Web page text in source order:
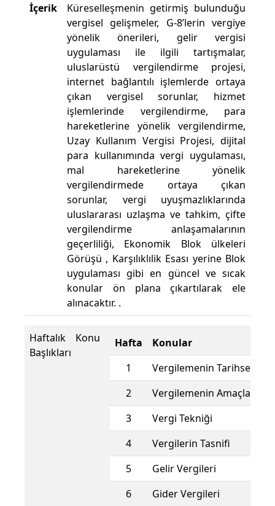
İçerik
Küreselleşmenin getirmiş bulunduğu
vergisel gelişmeler, G-8’lerin vergiye
yönelik önerileri, gelir vergisi
uygulaması ile ilgili tartışmalar,
uluslarüstü vergilendirme projesi,
internet bağlantılı işlemlerde ortaya
çıkan vergisel sorunlar, hizmet
işlemlerinde vergilendirme, para
hareketlerine yönelik vergilendirme,
Uzay Kullanım Vergisi Projesi, dijital
para kullanımında vergi uygulaması,
mal hareketlerine yönelik
vergilendirmede ortaya çıkan
sorunlar, vergi uyuşmazlıklarında
uluslararası uzlaşma ve tahkim, çifte
vergilendirme anlaşamalarının
geçerliliği, Ekonomik Blok ülkeleri
Görüşü , Karşılıklılik Esası yerine Blok
uygulaması gibi en güncel ve sıcak
konular ön plana çıkartılarak ele
alınacaktır. .
Haftalık Konu
Başlıkları
Hafta
Konular
1
Vergilemenin Tarihsel
2
Vergilemenin Amaçları
3
Vergi Tekniği
4
Vergilerin Tasnifi
5
Gelir Vergileri
6
Gider Vergileri